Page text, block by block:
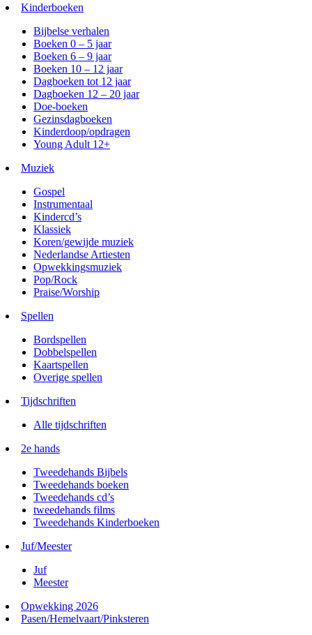
Kinderboeken
Bijbelse verhalen
Boeken 0 – 5 jaar
Boeken 6 – 9 jaar
Boeken 10 – 12 jaar
Dagboeken tot 12 jaar
Dagboeken 12 – 20 jaar
Doe-boeken
Gezinsdagboeken
Kinderdoop/opdragen
Young Adult 12+
Muziek
Gospel
Instrumentaal
Kindercd’s
Klassiek
Koren/gewijde muziek
Nederlandse Artiesten
Opwekkingsmuziek
Pop/Rock
Praise/Worship
Spellen
Bordspellen
Dobbelspellen
Kaartspellen
Overige spellen
Tijdschriften
Alle tijdschriften
2e hands
Tweedehands Bijbels
Tweedehands boeken
Tweedehands cd’s
tweedehands films
Tweedehands Kinderboeken
Juf/Meester
Juf
Meester
Opwekking 2026
Pasen/Hemelvaart/Pinksteren